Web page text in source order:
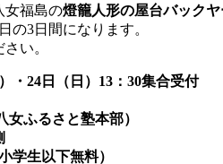
女福島の燈籠人形の屋台バックヤ
の3日間になります。
い。
・ 24 日（日） 13：30集合受付
女ふるさと塾本部）
学生以下無料）